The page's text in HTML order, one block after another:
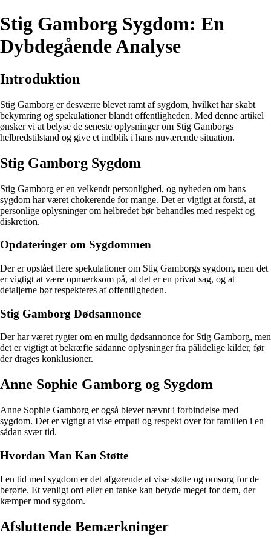
Stig Gamborg Sygdom: En
Dybdegående Analyse
Introduktion
Stig Gamborg er desværre blevet ramt af sygdom, hvilket har skabt
bekymring og spekulationer blandt offentligheden. Med denne artikel
ønsker vi at belyse de seneste oplysninger om Stig Gamborgs
helbredstilstand og give et indblik i hans nuværende situation.
Stig Gamborg Sygdom
Stig Gamborg er en velkendt personlighed, og nyheden om hans
sygdom har været chokerende for mange. Det er vigtigt at forstå, at
personlige oplysninger om helbredet bør behandles med respekt og
diskretion.
Opdateringer om Sygdommen
Der er opstået flere spekulationer om Stig Gamborgs sygdom, men det
er vigtigt at være opmærksom på, at det er en privat sag, og at
detaljerne bør respekteres af offentligheden.
Stig Gamborg Dødsannonce
Der har været rygter om en mulig dødsannonce for Stig Gamborg, men
det er vigtigt at bekræfte sådanne oplysninger fra pålidelige kilder, før
der drages konklusioner.
Anne Sophie Gamborg og Sygdom
Anne Sophie Gamborg er også blevet nævnt i forbindelse med
sygdom. Det er vigtigt at vise empati og respekt over for familien i en
sådan svær tid.
Hvordan Man Kan Støtte
I en tid med sygdom er det afgørende at vise støtte og omsorg for de
berørte. Et venligt ord eller en tanke kan betyde meget for dem, der
kæmper mod sygdom.
Afsluttende Bemærkninger